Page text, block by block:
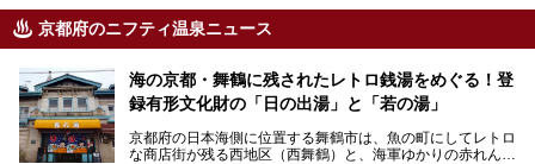
京都府のニフティ温泉ニュース
海の京都・舞鶴に残されたレトロ銭湯をめぐる！登
録有形文化財の「日の出湯」と「若の湯」
京都府の日本海側に位置する舞鶴市は、魚の町にしてレトロ
な商店街が残る西地区（西舞鶴）と、海軍ゆかりの赤れんが